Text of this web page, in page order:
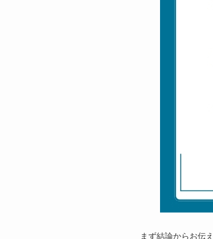
まず結論からお伝